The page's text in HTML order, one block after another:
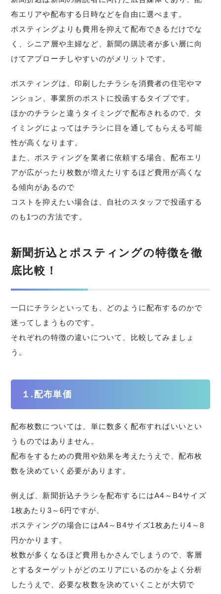
布エリアや配布する日時などを自由に選べます。
ポスティングよりも費用を抑えて配布できるだけでな
く、シニア層や主婦など、新聞の購読者が多い層に向
けてアプローチしやすいのがメリットです。
ポスティングは、印刷したチラシを消費者の住宅やマ
ンション、事業所のポストに投函するタイプです。
ほかのチラシと違うタイミングで配布されるので、タ
イミングによってはチラシに目を通してもらえる可能
性が高くなります。
また、ポスティングを業者に依頼する場合、配布エリ
アが広がったり枚数が増えたりするほど費用が高くな
る傾向があるので
コストを抑えたい場合は、自社のスタッフで投函する
のも1つの方法です。
新聞折込とポスティングの特徴を徹
底比較！
一口にチラシといっても、どのように配布するのかで
迷ってしまうものです。
それぞれの特徴の違いについて、比較してみましょ
う。
１.配布単価
配布枚数については、単に数多く配布すればいいとい
うものではありません。
配布をするための費用や効果を考えたうえで、配布枚
数を決めていく必要があります。
例えば、新聞折込チラシを配布するにはA4～B4サイズ
1枚あたり3～6円ですが、
ポスティングの場合にはA4～B4サイズ1枚あたり4～8
円かかります。
枚数が多くなるほど費用もかさんでしまうので、客層
とするターゲットがどのエリアにいるのかをよく分析
したうえで、必要な枚数を決めていくことが大切で